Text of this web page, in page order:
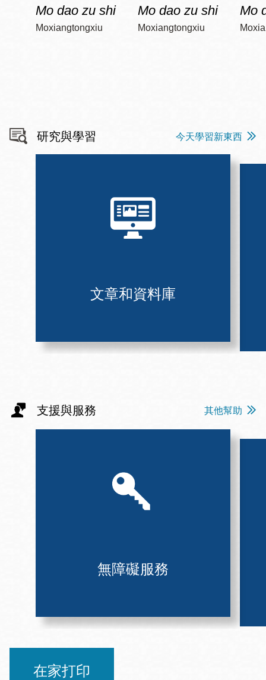
Mo dao zu shi
Moxiangtongxiu
Mo dao zu shi
Moxiangtongxiu
Mo
研究與學習 今天學習新東西
文章和資料庫
支援與服務 其他幫助
無障礙服務
在家打印